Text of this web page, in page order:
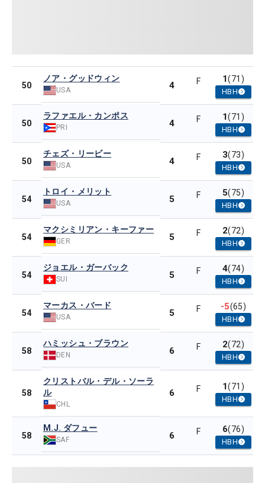
50
ノア・グッドウィン
USA 4 F 1(71)
HBH
50
ラファエル・カンポス
PRI 4 F 1(71)
HBH
50
チェズ・リービー
USA 4 F 3(73)
HBH
54
トロイ・メリット
USA 5 F 5(75)
HBH
54
マクシミリアン・キーファー
GER 5 F 2(72)
HBH
54
ジョエル・ガーバック
SUI 5 F 4(74)
HBH
54
マーカス・バード
USA 5 F -5(65)
HBH
58
ハミッシュ・ブラウン
DEN 6 F 2(72)
HBH
58
クリストバル・デル・ソーラ
ル
CHL
6 F 1(71)
HBH
58
M.J. ダフュー
SAF 6 F 6(76)
HBH